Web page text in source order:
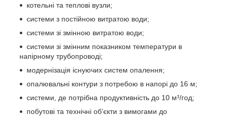
котельні та теплові вузли;
системи з постійною витратою води;
системи зі змінною витратою води;
системи зі змінним показником температури в
напірному трубопроводі;
модернізація існуючих систем опалення;
опалювальні контури з потребою в напорі до 16 м;
системи, де потрібна продуктивність до 10 м³/год;
побутові та технічні об’єкти з вимогами до